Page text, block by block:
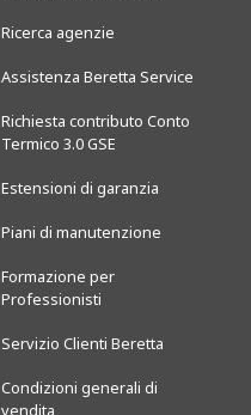
Ricerca agenzie
Assistenza Beretta Service
Richiesta contributo Conto
Termico 3.0 GSE
Estensioni di garanzia
Piani di manutenzione
Formazione per
Professionisti
Servizio Clienti Beretta
Condizioni generali di
vendita